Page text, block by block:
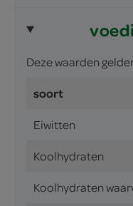
Deze waarden
soort
Eiwitten
Koolhydraten
Koolhydraten